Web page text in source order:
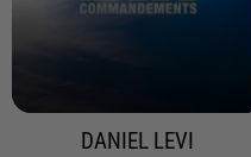
DANIEL LEVI